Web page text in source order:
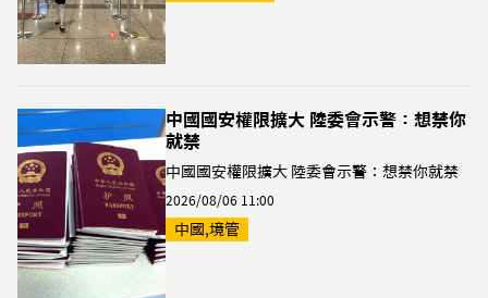
中國國安權限擴大 陸委會示警：想禁你
就禁
中國國安權限擴大 陸委會示警：想禁你就禁
2026/08/06 11:00
中國,境管